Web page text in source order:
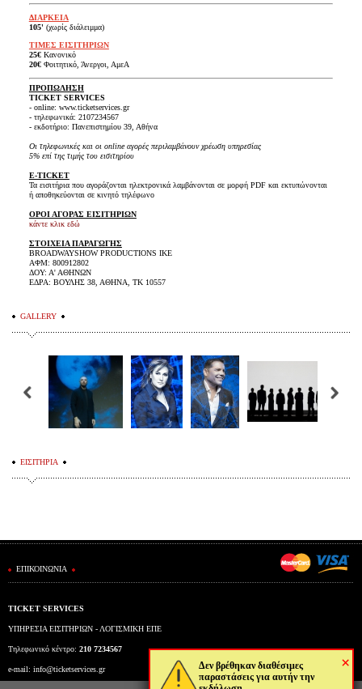
×
Δεν βρέθηκαν διαθέσιμες
παραστάσεις για αυτήν την
ΔΙΑΡΚΕΙΑ
105' (χωρίς διάλειμμα)
ΤΙΜΕΣ ΕΙΣΙΤΗΡΙΩΝ
25€ Κανονικό
20€Φοιτητικό, Άνεργοι, ΑμεΑ
ΠΡΟΠΩΛΗΣΗ
TICKET SERVICES
- online: www.ticketservices.gr
- τηλεφωνικά: 2107234567
- εκδοτήριο: Πανεπιστημίου 39, Αθήνα
Οι τηλεφωνικές και οι online αγορές περιλαμβάνουν χρέωση υπηρεσίας
5% επί της τιμής του εισιτηρίου
E-TICKET
Τα εισιτήρια που αγοράζονται ηλεκτρονικά λαμβάνονται σε μορφή PDF και εκτυπώνονται
ή αποθηκεύονται σε κινητό τηλέφωνο
ΟΡΟΙ ΑΓΟΡΑΣ ΕΙΣΙΤΗΡΙΩΝ
κάντε κλικ εδώ
ΣΤΟΙΧΕΙΑ ΠΑΡΑΓΩΓΗΣ
BROADWAYSHOW PRODUCTIONS IKE
ΑΦΜ: 800912802
ΔΟΥ: Α' ΑΘΗΝΩΝ
ΕΔΡΑ: ΒΟΥΛΗΣ 38, ΑΘΗΝΑ, ΤΚ 10557
GALLERY
ΕΙΣΙΤΗΡΙΑ
ΕΠΙΚΟΙΝΩΝΙΑ
TICKET SERVICES
ΥΠΗΡΕΣΙΑ ΕΙΣΙΤΗΡΙΩΝ - ΛΟΓΙΣΜΙΚΗ ΕΠΕ
Τηλεφωνικό κέντρο: 210 7234567
e-mail: info@ticketservices.gr